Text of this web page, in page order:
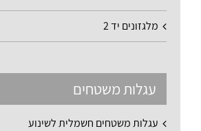
מלגזונים יד 2
עגלות משטחים
עגלות משטחים חשמלית לשינוע